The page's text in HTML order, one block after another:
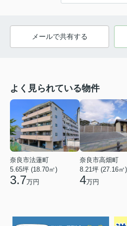
メールで共有する
よく見られている物件
奈良市法蓮町
5.65坪 (18.70㎡)
3.7万円
奈良市高畑町
8.21坪 (27.16㎡)
4万円